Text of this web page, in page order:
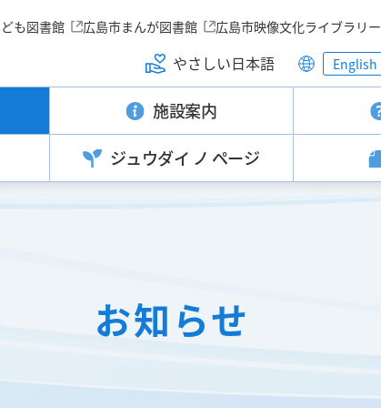
も図書館 広島市まんが図書館 広島市映像文化ライブラリー
やさしい日本語 English
施設案内
ジュウダイ ノ ページ
お知らせ